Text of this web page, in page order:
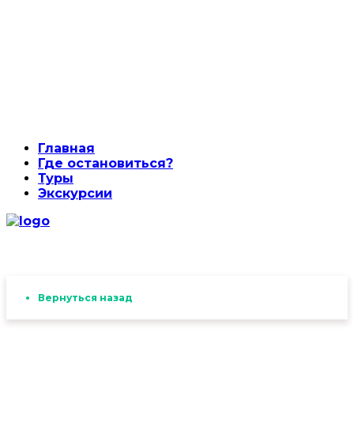
Главная
Где остановиться?
Туры
Экскурсии
Вернуться назад